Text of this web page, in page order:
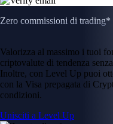
Zero commissioni di trading*
Valorizza al massimo i tuoi
criptovalute di tendenza
Inoltre, con Level Up puoi
con la Visa prepagata di
condizioni.
Unisciti a Level Up